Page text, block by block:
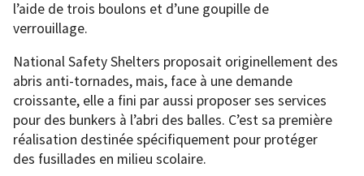
l’aide de trois boulons et d’une goupille de
verrouillage.
National Safety Shelters proposait originellement des
abris anti-tornades, mais, face à une demande
croissante, elle a fini par aussi proposer ses services
pour des bunkers à l’abri des balles. C’est sa première
réalisation destinée spécifiquement pour protéger
des fusillades en milieu scolaire.